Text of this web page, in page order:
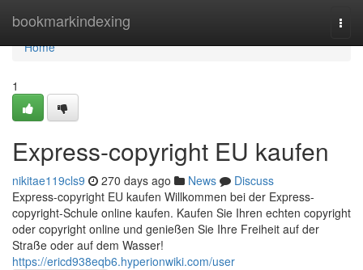
bookmarkindexing
Home
Home
1
Express-copyright EU kaufen
nikitae119cls9 270 days ago News
Discuss
Express-copyright EU kaufen Willkommen bei der Express-
copyright-Schule online kaufen. Kaufen Sie Ihren echten copyright
oder copyright online und genießen Sie Ihre Freiheit auf der
Straße oder auf dem Wasser!
https://ericd938eqb6.hyperionwiki.com/user